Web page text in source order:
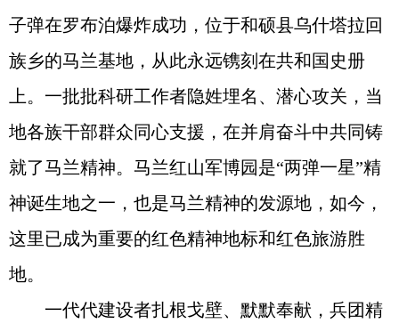
子弹在罗布泊爆炸成功，位于和硕县乌什塔拉回
族乡的马兰基地，从此永远镌刻在共和国史册
上。一批批科研工作者隐姓埋名、潜心攻关，当
地各族干部群众同心支援，在并肩奋斗中共同铸
就了马兰精神。马兰红山军博园是“两弹一星”精
神诞生地之一，也是马兰精神的发源地，如今，
这里已成为重要的红色精神地标和红色旅游胜
地。
一代代建设者扎根戈壁、默默奉献，兵团精